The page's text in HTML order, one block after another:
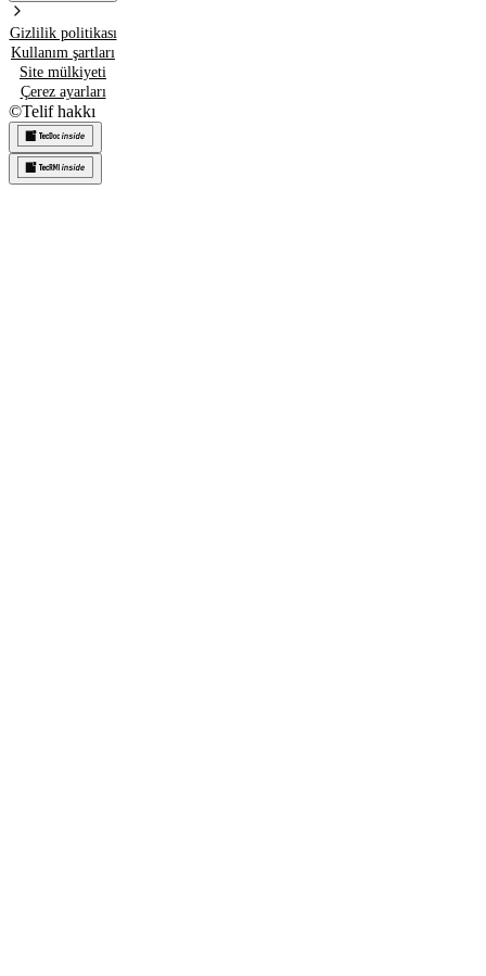
Gizlilik politikası
Kullanım şartları
Site mülkiyeti
Çerez ayarları
©Telif hakkı